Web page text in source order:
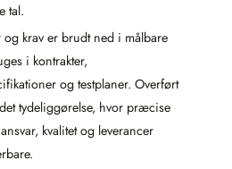
tal.
krav er brudt ned i målbare
i kontrakter,
og testplaner. Overført
tydeliggørelse, hvor præcise
kvalitet og leverancer